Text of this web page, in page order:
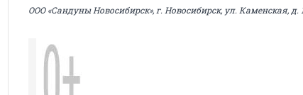
ООО «Сандуны Новосибирск», г. Новосибирск, ул. Каменская, д.